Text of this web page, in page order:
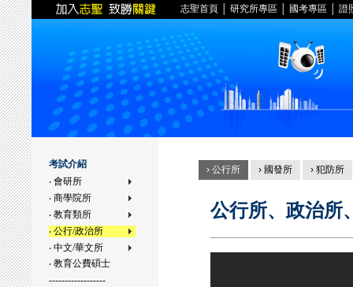
志聖首頁 研究所專區 國考專區 證
考試介紹
‧ 會研所
‧ 商學院所
‧ 教育類所
‧ 公行/政治所
‧ 中文/華文所
‧ 教育公費碩士
------------------
› 公行所 › 國發所 › 犯防所
公行所、政治所